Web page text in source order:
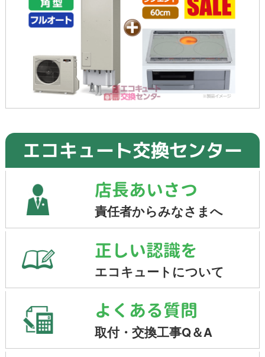
エコキュート交換センター
店長あいさつ
責任者からみなさまへ
正しい認識を
エコキュートについて
よくある質問
取付・交換工事Q＆A